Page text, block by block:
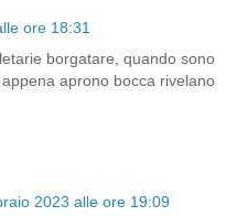
ore 18:31
borgatare, quando sono
aprono bocca rivelano
2023 alle ore 19:09